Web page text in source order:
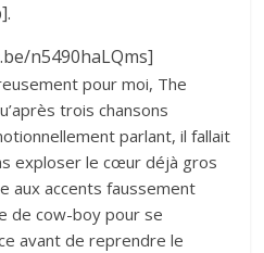
n5490haLQms]
pour moi, The
trois chansons
parlant, il fallait
exploser le cœur déjà gros
aux accents faussement
de cow-boy pour se
avant de reprendre le